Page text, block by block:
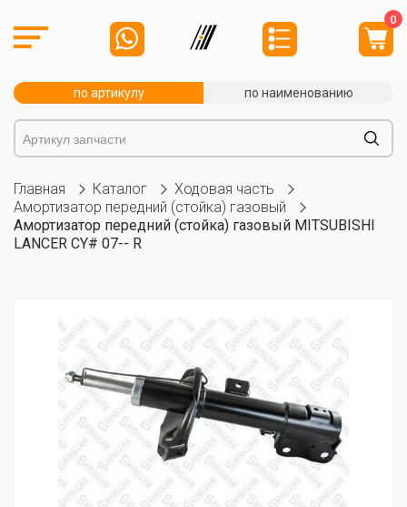
0
по артикулу по наименованию
Главная Каталог
Ходовая часть
Амортизатор передний (стойка) газовый
Амортизатор передний (стойка) газовый MITSUBISHI
LANCER CY# 07-- R